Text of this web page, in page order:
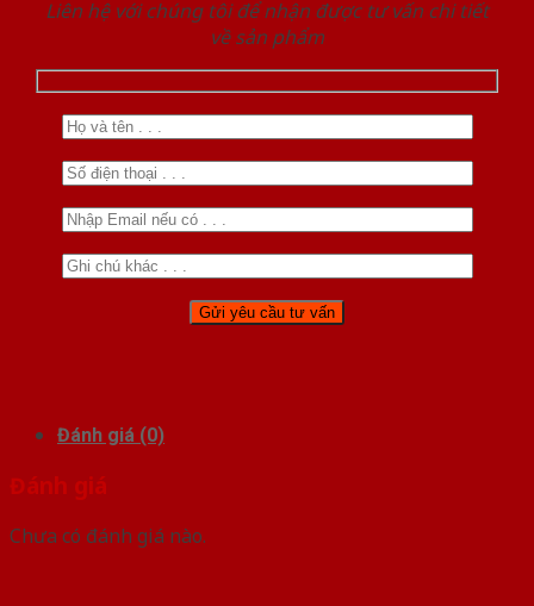
Liên hệ với chúng tôi để nhận được tư vấn chi tiết
về sản phẩm
Đánh giá (0)
Đánh giá
Chưa có đánh giá nào.